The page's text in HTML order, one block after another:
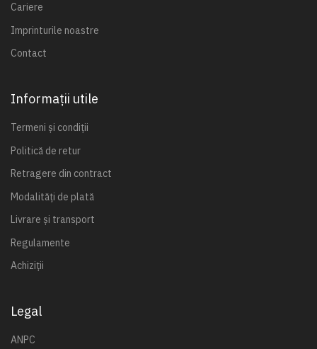
Cariere
Imprinturile noastre
Contact
Informații utile
Termeni și condiții
Politică de retur
Retragere din contract
Modalități de plată
Livrare și transport
Regulamente
Achiziții
Legal
ANPC